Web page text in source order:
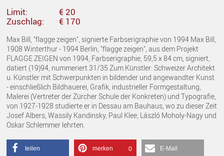
Limit:
€ 20
Zuschlag:
€ 170
Max Bill, "flagge zeigen", signierte Farbserigraphie von 1994 Max Bill,
1908 Winterthur - 1994 Berlin, "flagge zeigen", aus dem Projekt
FLAGGE ZEIGEN von 1994, Farbserigraphie, 59,5 x 84 cm, signiert,
datiert (19)94, nummeriert 31/35 Zum Künstler: Schweizer Architekt
u. Künstler mit Schwerpunkten in bildender und angewandter Kunst
- einschließlich Bildhauerei, Grafik, industrieller Formgestaltung,
Malerei (Vertreter der Zürcher Schule der Konkreten) und Typografie,
von 1927-1928 studierte er in Dessau am Bauhaus, wo zu dieser Zeit
Josef Albers, Wassily Kandinsky, Paul Klee, László Moholy-Nagy und
Oskar Schlemmer lehrten.
teilen merken 0 E-Mail